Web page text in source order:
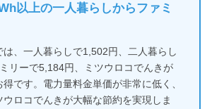
以上の一人暮らしからファミ
は、一人暮らしで1,502円、二人暮らし
リーで5,184円、ミツウロコでんきが
です。電力量料金単価が非常に低く、
ロコでんきが大幅な節約を実現しま